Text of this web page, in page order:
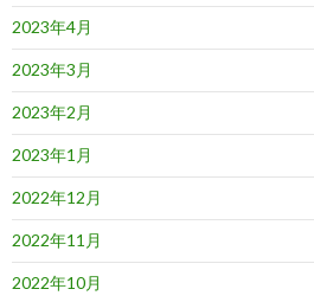
2023年4月
2023年3月
2023年2月
2023年1月
2022年12月
2022年11月
2022年10月